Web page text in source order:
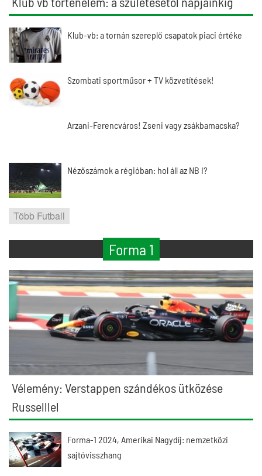
Klub-vb: a tornán szereplő csapatok piaci értéke
Szombati sportműsor + TV közvetítések!
Arzani-Ferencváros! Zseni vagy zsákbamacska?
Nézőszámok a régióban: hol áll az NB I?
Több Futball
Forma 1
Vélemény: Verstappen szándékos ütközése
Russelllel
Forma-1 2024, Amerikai Nagydíj: nemzetközi
sajtóvisszhang